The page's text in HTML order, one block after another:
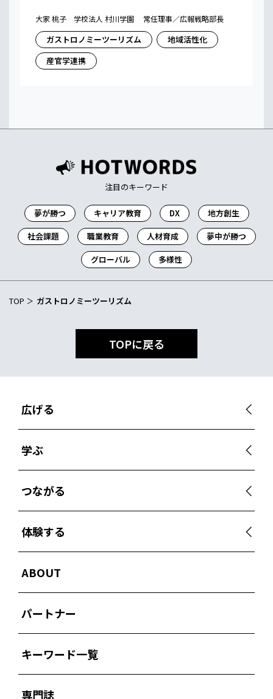
大家 桃子 学校法人 村川学園 常任理事／広報戦略部長
ガストロノミーツーリズム
地域活性化
産官学連携
注目のキーワード
夢が勝つ キャリア教育 DX
地方創生
社会課題
職業教育 人材育成
夢中が勝つ
グローバル
多様性
TOP ガストロノミーツーリズム
TOPに戻る
広げる
学ぶ
つながる
体験する
ABOUT
パートナー
キーワード一覧
専門誌